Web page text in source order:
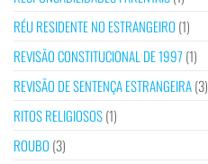
RÉU RESIDENTE NO ESTRANGEIRO (1)
REVISÃO CONSTITUCIONAL DE 1997 (1)
REVISÃO DE SENTENÇA ESTRANGEIRA(3)
RITOS RELIGIOSOS(1)
ROUBO (3)